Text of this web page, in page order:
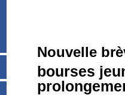
Nouvelle
bourses